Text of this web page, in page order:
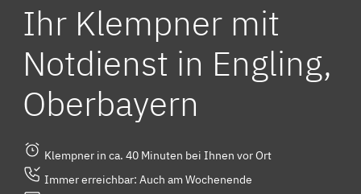
Ihr Klempner mit
Notdienst in Engling,
Oberbayern
Klempner in ca. 40 Minuten bei Ihnen vor Ort
Immer erreichbar: Auch am Wochenende